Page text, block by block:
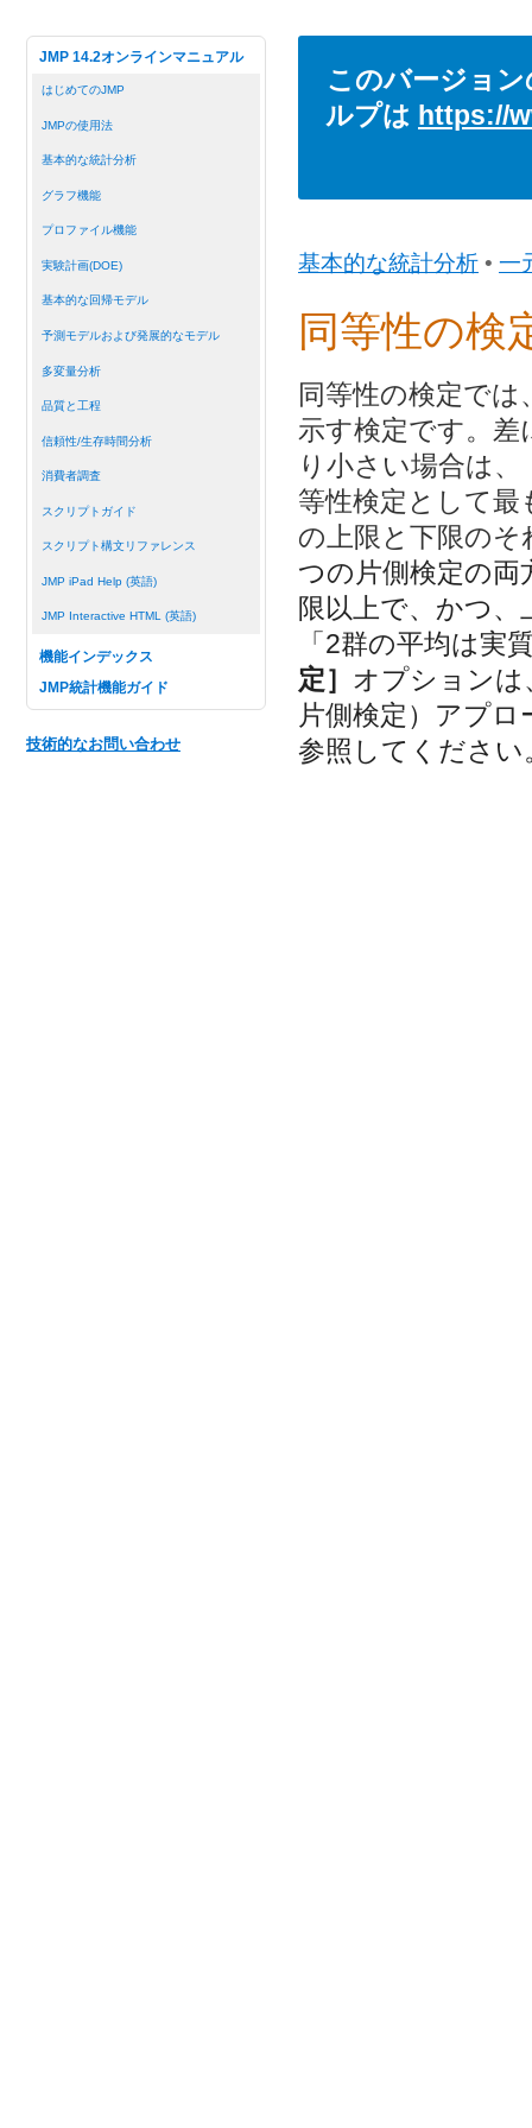
JMP 14.2オンラインマニュアル
はじめてのJMP
JMPの使用法
基本的な統計分析
グラフ機能
プロファイル機能
実験計画(DOE)
基本的な回帰モデル
予測モデルおよび発展的なモデル
多変量分析
品質と工程
信頼性/生存時間分析
消費者調査
スクリプトガイド
スクリプト構文リファレンス
JMP iPad Help (英語)
JMP Interactive HTML (英語)
機能インデックス
JMP統計機能ガイド
技術的なお問い合わせ
このバージョ
ルプは https://
基本的な統計分析 • 一
同等性の検
同等性の検定で
示す検定です。
り小さい場合は
等性検定として最
の上限と下限の
つの片側検定の両
限以上で、かつ
「2群の平均は実
定］ オプションは
片側検定）アプ
参照してください